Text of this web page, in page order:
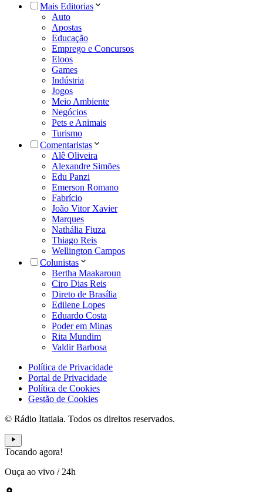
Mais Editorias
Auto
Apostas
Educação
Emprego e Concursos
Eloos
Games
Indústria
Jogos
Meio Ambiente
Negócios
Pets e Animais
Turismo
Comentaristas
Alê Oliveira
Alexandre Simões
Edu Panzi
Emerson Romano
Fabrício
João Vitor Xavier
Marques
Nathália Fiuza
Thiago Reis
Wellington Campos
Colunistas
Bertha Maakaroun
Ciro Dias Reis
Direto de Brasília
Edilene Lopes
Eduardo Costa
Poder em Minas
Rita Mundim
Valdir Barbosa
Política de Privacidade
Portal de Privacidade
Política de Cookies
Gestão de Cookies
© Rádio Itatiaia. Todos os direitos reservados.
Tocando agora!
Ouça ao vivo / 24h